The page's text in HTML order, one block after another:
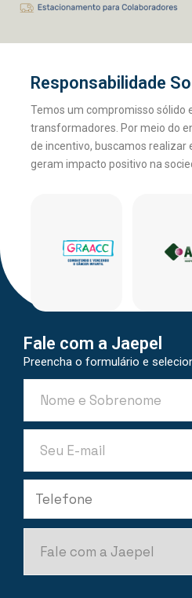
Responsabilidade
Temos um compromisso sólido
transformadores. Por meio do
de incentivo, buscamos realizar
geram impacto positivo na
Fale com a Jaepel
Preencha o formulário e